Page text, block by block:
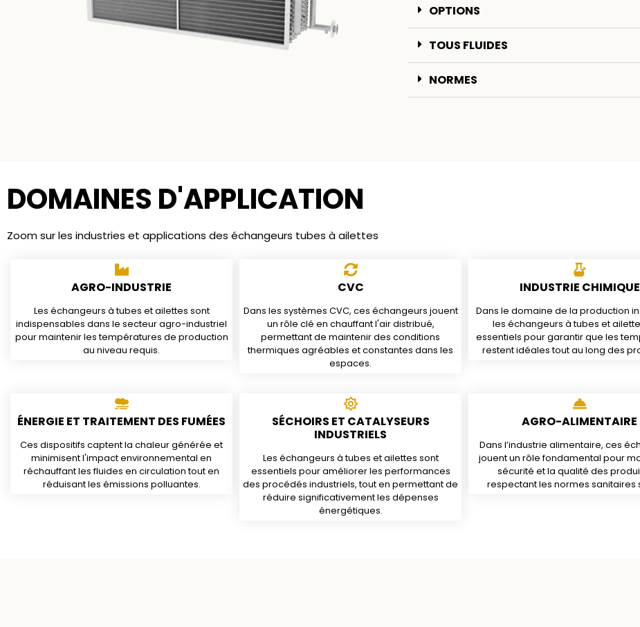
OPTIONS
TOUS FLUIDES
NORMES
DOMAINES D'APPLICATION
Zoom sur les industries et applications des échangeurs tubes à ailettes
AGRO-INDUSTRIE
Les échangeurs à tubes et ailettes sont
indispensables dans le secteur agro-industriel
pour maintenir les températures de production
au niveau requis.
CVC
Dans les systèmes CVC, ces échangeurs jouent
un rôle clé en chauffant l'air distribué,
permettant de maintenir des conditions
thermiques agréables et constantes dans les
espaces.
INDUSTRIE CHIMIQUE
Dans le domaine de la production
les échangeurs à tubes et
essentiels pour garantir que les
restent idéales tout au long des
ÉNERGIE ET TRAITEMENT DES FUMÉES
Ces dispositifs captent la chaleur générée et
minimisent l'impact environnemental en
réchauffant les fluides en circulation tout en
réduisant les émissions polluantes.
SÉCHOIRS ET CATALYSEURS
INDUSTRIELS
Les échangeurs à tubes et ailettes sont
essentiels pour améliorer les performances
des procédés industriels, tout en permettant de
réduire significativement les dépenses
énergétiques.
AGRO-ALIMENTAIRE
Dans l’industrie alimentaire, ces
jouent un rôle fondamental pour
sécurité et la qualité des
respectant les normes sanitaires